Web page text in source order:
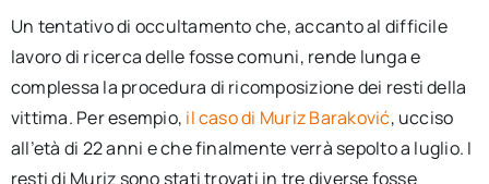
Un tentativo di occultamento che, accanto al difficile
lavoro di ricerca delle fosse comuni, rende lunga e
complessa la procedura di ricomposizione dei resti della
vittima. Per esempio, il caso di Muriz Baraković, ucciso
all’età di 22 anni e che finalmente verrà sepolto a luglio. I
resti di Muriz sono stati trovati in tre diverse fosse